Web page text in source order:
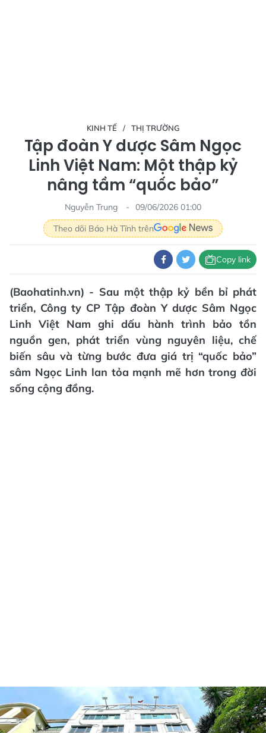
KINH TẾ THỊ TRƯỜNG
Tập đoàn Y dược Sâm Ngọc
Linh Việt Nam: Một thập kỷ
nâng tầm “quốc bảo”
Nguyễn Trung
09/06/2026 01:00
Theo dõi Báo Hà Tĩnh trên
Copy link
(Baohatinh.vn) - Sau một thập kỷ bền bỉ phát
triển, Công ty CP Tập đoàn Y dược Sâm Ngọc
Linh Việt Nam ghi dấu hành trình bảo tồn
nguồn gen, phát triển vùng nguyên liệu, chế
biến sâu và từng bước đưa giá trị “quốc bảo”
sâm Ngọc Linh lan tỏa mạnh mẽ hơn trong đời
sống cộng đồng.